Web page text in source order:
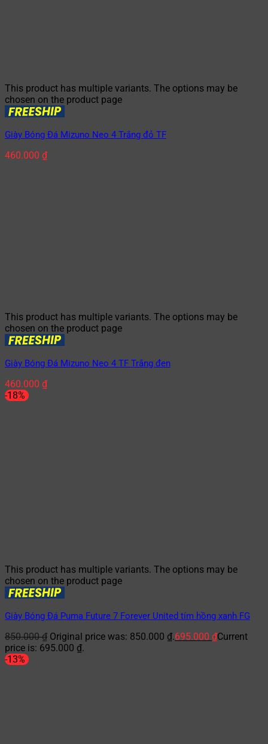
This product has multiple variants. The options may be
chosen on the product page
Giày Bóng Đá Mizuno Neo 4 Trắng đỏ TF
460.000 ₫
This product has multiple variants. The options may be
chosen on the product page
Giày Bóng Đá Mizuno Neo 4 TF Trắng đen
460.000 ₫
-18%
This product has multiple variants. The options may be
chosen on the product page
Giày Bóng Đá Puma Future 7 Forever United tím hồng xanh FG
850.000₫ Original price was: 850.000 ₫.695.000 ₫Current
price is: 695.000 ₫.
-13%